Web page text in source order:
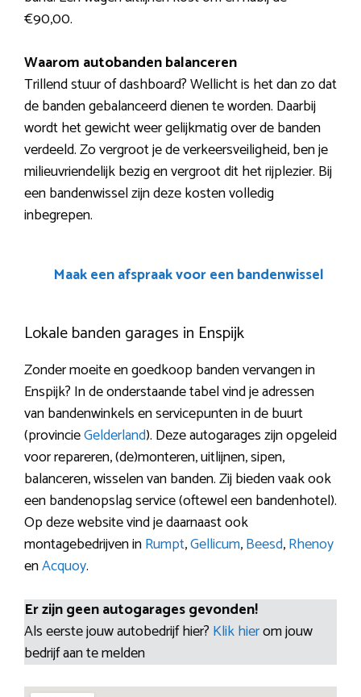
€90,00.
Waarom autobanden balanceren
Trillend stuur of dashboard? Wellicht is het dan zo dat
de banden gebalanceerd dienen te worden. Daarbij
wordt het gewicht weer gelijkmatig over de banden
verdeeld. Zo vergroot je de verkeersveiligheid, ben je
milieuvriendelijk bezig en vergroot dit het rijplezier. Bij
een bandenwissel zijn deze kosten volledig
inbegrepen.
Maak een afspraak voor een bandenwissel
Lokale banden garages in Enspijk
Zonder moeite en goedkoop banden vervangen in
Enspijk? In de onderstaande tabel vind je adressen
van bandenwinkels en servicepunten in de buurt
(provincieGelderland). Deze autogarages zijn opgeleid
voor repareren, (de)monteren, uitlijnen, sipen,
balanceren, wisselen van banden. Zij bieden vaak ook
een bandenopslag service (oftewel een bandenhotel).
Op deze website vind je daarnaast ook
montagebedrijven inRumpt,Gellicum,Beesd,Rhenoy
enAcquoy.
Er zijn geen autogarages gevonden!
Als eerste jouw autobedrijf hier? Klik hierom jouw
bedrijf aan te melden